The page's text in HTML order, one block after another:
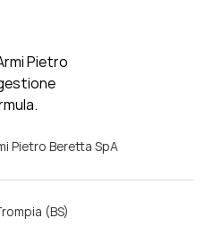
Pietro
Pietro Beretta SpA
(BS)